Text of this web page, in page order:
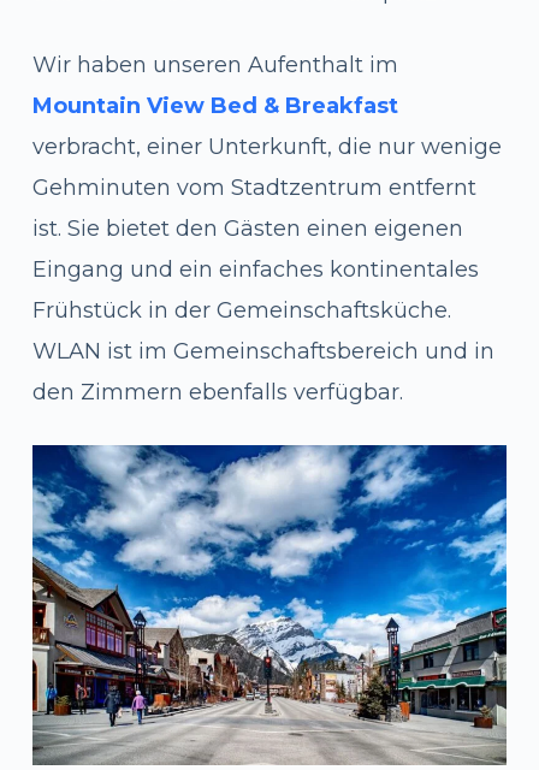
Wir haben unseren Aufenthalt im
Mountain View Bed & Breakfast
verbracht, einer Unterkunft, die nur wenige
Gehminuten vom Stadtzentrum entfernt
ist. Sie bietet den Gästen einen eigenen
Eingang und ein einfaches kontinentales
Frühstück in der Gemeinschaftsküche.
WLAN ist im Gemeinschaftsbereich und in
den Zimmern ebenfalls verfügbar.